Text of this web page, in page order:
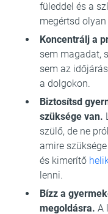
füleddel és a
megértsd
Koncentrálj a
sem magadat,
sem az
a dolgokon.
Biztosítsd
szüksége van.
szülő, de ne
amire
és kimerítő
lenni.
Bízz a
megoldásra. A